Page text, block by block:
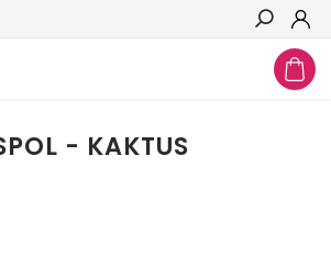
Hľadať
- KAKTUS